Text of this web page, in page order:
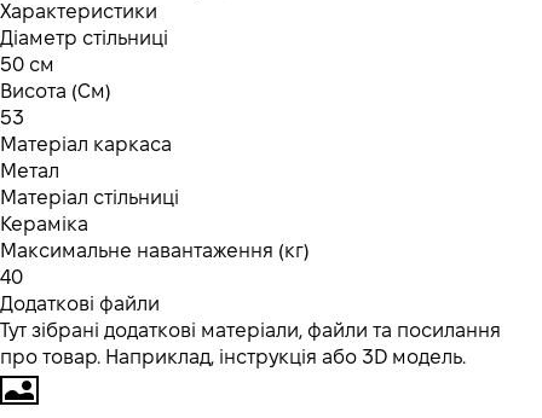
Характеристики
Діаметр стільниці
50 см
Висота (См)
53
Матеріал каркаса
Метал
Матеріал стільниці
Кераміка
Максимальне навантаження (кг)
40
Додаткові файли
Тут зібрані додаткові матеріали, файли та посилання
про товар. Наприклад, інструкція або 3D модель.